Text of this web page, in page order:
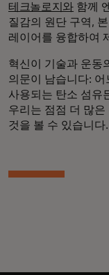
테크놀로지와 함께
질감의 원단 구역,
레이어를 융합하여
혁신이 기술과 운동
의문이 남습니다: 어
사용되는 탄소 섬유
우리는 점점 더 많
것을 볼 수 있습니